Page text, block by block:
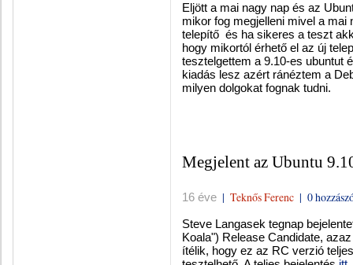
Eljött a mai nagy nap és az
mikor fog megjelleni mivel a mai
telepítő és ha sikeres a teszt
hogy mikortól érhető el az új
tesztelgettem a 9.10-es ubuntut
kiadás lesz azért ránéztem a
milyen dolgokat fognak tudni.
Megjelent az Ubuntu
16 éve | Teknős Ferenc | 0
Steve Langasek tegnap
Koala") Release Candidate,
ítélik, hogy ez az RC verzió